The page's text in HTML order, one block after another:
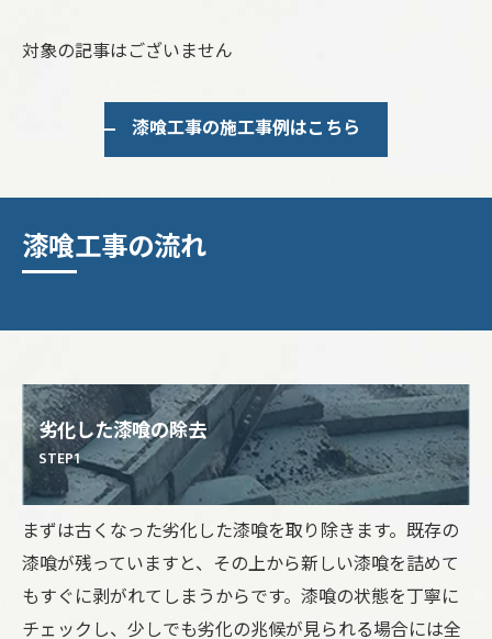
対象の記事はございません
漆喰工事の施工事例はこちら
漆喰工事の流れ
劣化した漆喰の除去
STEP1
まずは古くなった劣化した漆喰を取り除きます。既存の
漆喰が残っていますと、その上から新しい漆喰を詰めて
もすぐに剥がれてしまうからです。漆喰の状態を丁寧に
チェックし、少しでも劣化の兆候が見られる場合には全